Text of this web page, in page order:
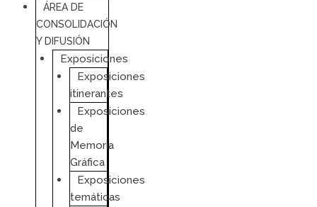
ÁREA DE
CONSOLIDACIÓN
Y DIFUSIÓN
Exposiciones
Exposiciones
itinerantes
Exposiciones
de
Memoria
Gráfica
Exposiciones
temáticas